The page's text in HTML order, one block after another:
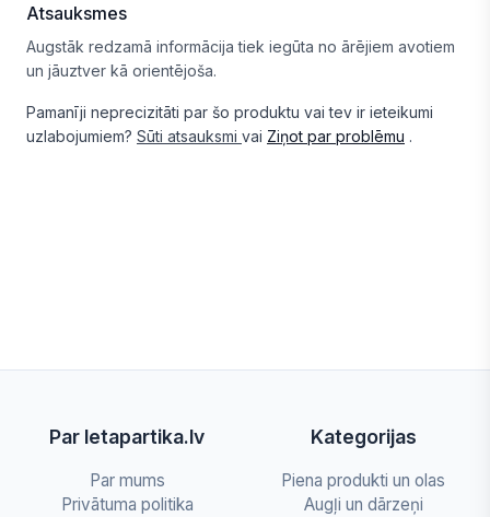
Atsauksmes
Augstāk redzamā informācija tiek iegūta no ārējiem avotiem
un jāuztver kā orientējoša.
Pamanīji neprecizitāti par šo produktu vai tev ir ieteikumi
uzlabojumiem? Sūti atsauksmi vai Ziņot par problēmu .
Par letapartika.lv
Par mums
Privātuma politika
Kategorijas
Piena produkti un olas
Augļi un dārzeņi